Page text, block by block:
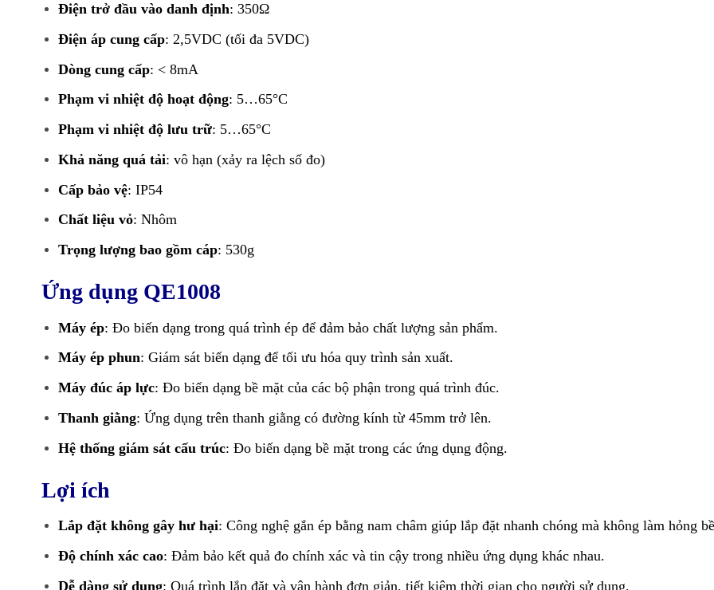
Điện trở đầu vào danh định: 350Ω
Điện áp cung cấp: 2,5VDC (tối đa 5VDC)
Dòng cung cấp: < 8mA
Phạm vi nhiệt độ hoạt động: 5…65°C
Phạm vi nhiệt độ lưu trữ: 5…65°C
Khả năng quá tải: vô hạn (xảy ra lệch số đo)
Cấp bảo vệ: IP54
Chất liệu vỏ: Nhôm
Trọng lượng bao gồm cáp: 530g
Ứng dụng QE1008
Máy ép: Đo biến dạng trong quá trình ép để đảm bảo chất lượng sản phẩm.
Máy ép phun: Giám sát biến dạng để tối ưu hóa quy trình sản xuất.
Máy đúc áp lực: Đo biến dạng bề mặt của các bộ phận trong quá trình đúc.
Thanh giằng: Ứng dụng trên thanh giằng có đường kính từ 45mm trở lên.
Hệ thống giám sát cấu trúc: Đo biến dạng bề mặt trong các ứng dụng động.
Lợi ích
Lắp đặt không gây hư hại: Công nghệ gắn ép bằng nam châm giúp lắp đặt nhanh chóng mà không làm hỏng
Độ chính xác cao: Đảm bảo kết quả đo chính xác và tin cậy trong nhiều ứng dụng khác nhau.
Dễ dàng sử dụng: Quá trình lắp đặt và vận hành đơn giản, tiết kiệm thời gian cho người sử dụng.